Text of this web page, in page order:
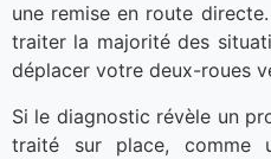
une remise en route
traiter la majorité des
déplacer votre deux-roues
Si le diagnostic révèle un
traité sur place, comme